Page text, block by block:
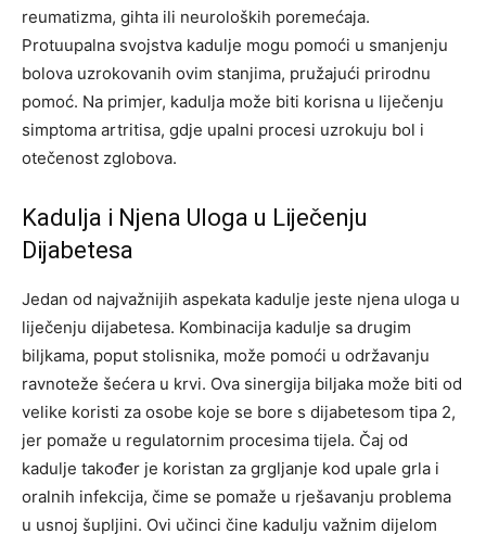
reumatizma, gihta ili neuroloških poremećaja.
Protuupalna svojstva kadulje mogu pomoći u smanjenju
bolova uzrokovanih ovim stanjima, pružajući prirodnu
pomoć. Na primjer, kadulja može biti korisna u liječenju
simptoma artritisa, gdje upalni procesi uzrokuju bol i
otečenost zglobova.
Kadulja i Njena Uloga u Liječenju
Dijabetesa
Jedan od najvažnijih aspekata kadulje jeste njena uloga u
liječenju dijabetesa. Kombinacija kadulje sa drugim
biljkama, poput stolisnika, može pomoći u održavanju
ravnoteže šećera u krvi. Ova sinergija biljaka može biti od
velike koristi za osobe koje se bore s dijabetesom tipa 2,
jer pomaže u regulatornim procesima tijela. Čaj od
kadulje također je koristan za grgljanje kod upale grla i
oralnih infekcija, čime se pomaže u rješavanju problema
u usnoj šupljini. Ovi učinci čine kadulju važnim dijelom